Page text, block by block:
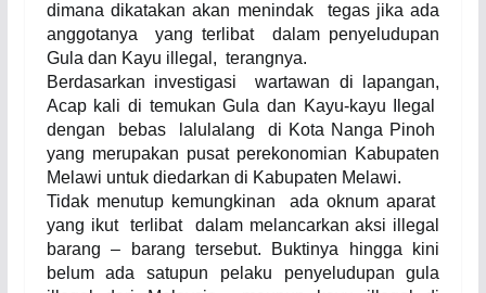
dimana dikatakan akan menindak
tegas jika ada
anggotanya
yang terlibat
dalam penyeludupan
Gula dan Kayu illegal, terangnya.
Berdasarkan investigasi
wartawan di lapangan,
Acap kali di temukan Gula dan Kayu-kayu Ilegal
dengan bebas lalulalang di Kota Nanga Pinoh
yang merupakan pusat perekonomian Kabupaten
Melawi untuk diedarkan di Kabupaten Melawi.
Tidak menutup kemungkinan
ada oknum aparat
yang ikut
terlibat
dalam melancarkan aksi illegal
barang – barang tersebut. Buktinya hingga kini
belum ada satupun pelaku penyeludupan gula